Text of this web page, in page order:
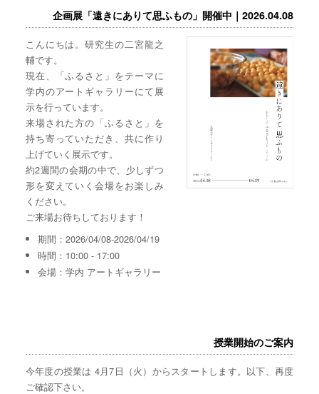
企画展「遠きにありて思ふもの」開催中｜2026.04.08
こんにちは。研究生の二宮龍之
輔です。
現在、「ふるさと」をテーマに
学内のアートギャラリーにて展
示を行っています。
来場された方の「ふるさと」を
持ち寄っていただき、共に作り
上げていく展示です。
約2週間の会期の中で、少しずつ
形を変えていく会場をお楽しみ
ください。
ご来場お待ちしております！
期間：2026/04/08-2026/04/19
時間：10:00 - 17:00
会場：学内 アートギャラリー
授業開始のご案内
今年度の授業は 4月7日（火）からスタートします。以下、再度
ご確認下さい。